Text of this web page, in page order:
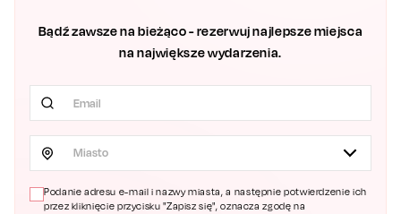
Bądź zawsze na bieżąco - rezerwuj najlepsze miejsca
na największe wydarzenia.
Miasto
Podanie adresu e-mail i nazwy miasta, a następnie potwierdzenie ich
przez kliknięcie przycisku "Zapisz się", oznacza zgodę na